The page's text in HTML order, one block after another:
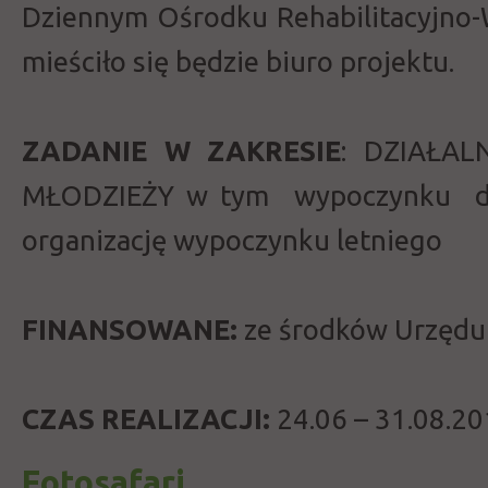
Dziennym Ośrodku
mieściło się będzie biuro projektu.
ZADANIE W ZAKRESIE:
MŁODZIEŻY w tym wypoczynku
organizację wypoczynku letniego
FINANSOWANE: ze środków
CZAS REALIZACJI: 24.06 –